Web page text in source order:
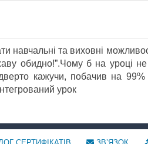
навчальні та виховні
обидно!”.Чому б на уроці не
кажучи, побачив на 99%
урок